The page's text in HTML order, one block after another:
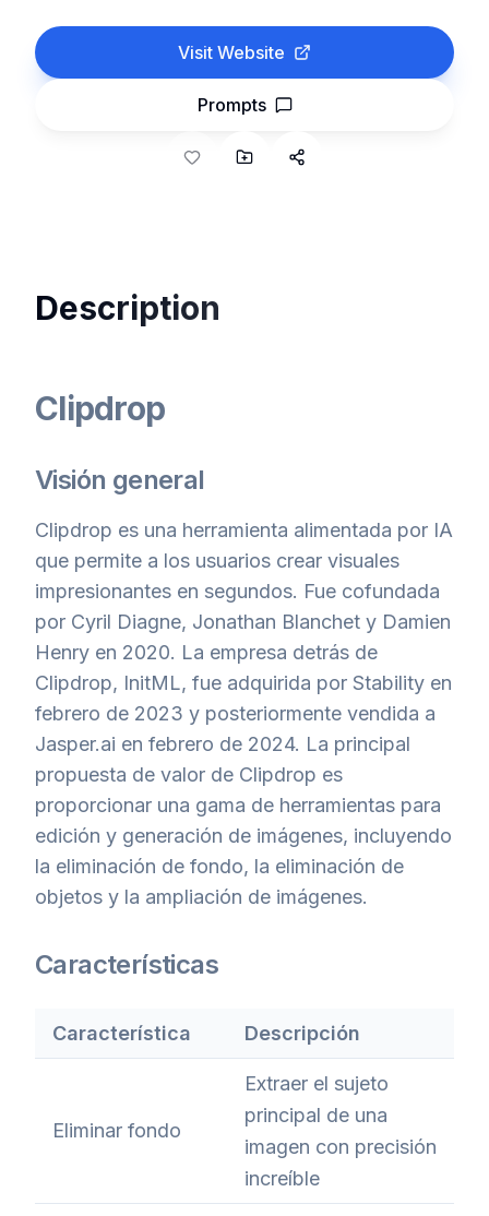
Visit Website
Prompts
Description
Clipdrop
Visión general
Clipdrop es una herramienta alimentada por IA
que permite a los usuarios crear visuales
impresionantes en segundos. Fue cofundada
por Cyril Diagne, Jonathan Blanchet y Damien
Henry en 2020. La empresa detrás de
Clipdrop, InitML, fue adquirida por Stability en
febrero de 2023 y posteriormente vendida a
Jasper.ai en febrero de 2024. La principal
propuesta de valor de Clipdrop es
proporcionar una gama de herramientas para
edición y generación de imágenes, incluyendo
la eliminación de fondo, la eliminación de
objetos y la ampliación de imágenes.
Características
Característica Descripción
Eliminar fondo
Extraer el sujeto
principal de una
imagen con precisión
increíble